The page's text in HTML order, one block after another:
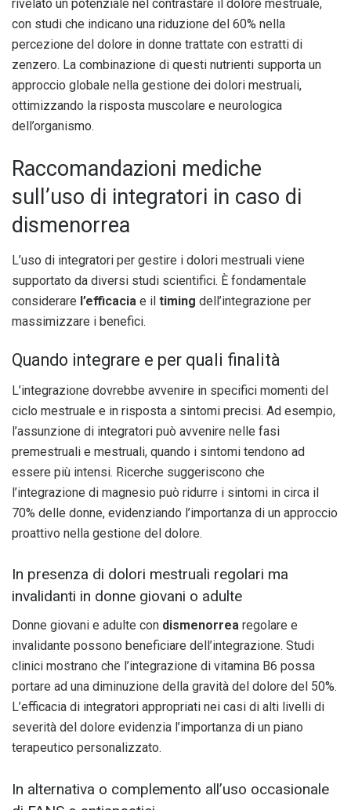
rivelato un potenziale nel contrastare il dolore mestruale,
con studi che indicano una riduzione del 60% nella
percezione del dolore in donne trattate con estratti di
zenzero. La combinazione di questi nutrienti supporta un
approccio globale nella gestione dei dolori mestruali,
ottimizzando la risposta muscolare e neurologica
dell’organismo.
Raccomandazioni mediche
sull’uso di integratori in caso di
dismenorrea
L’uso di integratori per gestire i dolori mestruali viene
supportato da diversi studi scientifici. È fondamentale
considerare l’efficacia e il timing dell’integrazione per
massimizzare i benefici.
Quando integrare e per quali finalità
L’integrazione dovrebbe avvenire in specifici momenti del
ciclo mestruale e in risposta a sintomi precisi. Ad esempio,
l’assunzione di integratori può avvenire nelle fasi
premestruali e mestruali, quando i sintomi tendono ad
essere più intensi. Ricerche suggeriscono che
l’integrazione di magnesio può ridurre i sintomi in circa il
70% delle donne, evidenziando l’importanza di un approccio
proattivo nella gestione del dolore.
In presenza di dolori mestruali regolari ma
invalidanti in donne giovani o adulte
Donne giovani e adulte con dismenorrea regolare e
invalidante possono beneficiare dell’integrazione. Studi
clinici mostrano che l’integrazione di vitamina B6 possa
portare ad una diminuzione della gravità del dolore del 50%.
L’efficacia di integratori appropriati nei casi di alti livelli di
severità del dolore evidenzia l’importanza di un piano
terapeutico personalizzato.
In alternativa o complemento all’uso occasionale